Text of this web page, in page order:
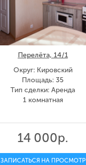
Перелёта, 14/1
Округ: Кировский
Площадь: 35
Тип сделки: Аренда
1 комнатная
14 000р.
ЗАПИСАТЬСЯ НА ПРОСМОТР